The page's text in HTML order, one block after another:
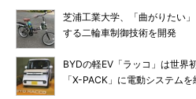
芝浦工業大学、「曲がりたい
する二輪車制御技術を開発
BYDの軽EV「ラッコ」は世界
「X-PACK」に電動システムを